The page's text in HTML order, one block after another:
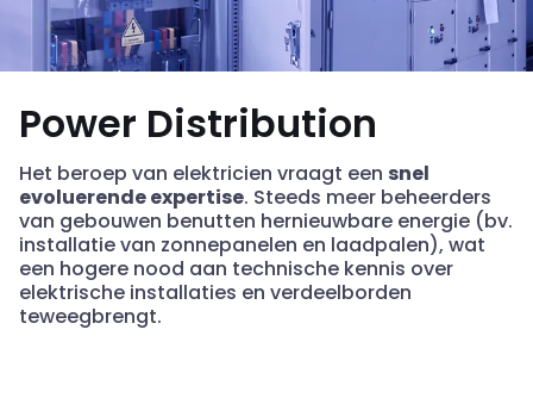
Power Distribution
Het beroep van elektricien vraagt een snel
evoluerende expertise. Steeds meer beheerders
van gebouwen benutten hernieuwbare energie (bv.
installatie van zonnepanelen en laadpalen), wat
een hogere nood aan technische kennis over
elektrische installaties en verdeelborden
teweegbrengt.